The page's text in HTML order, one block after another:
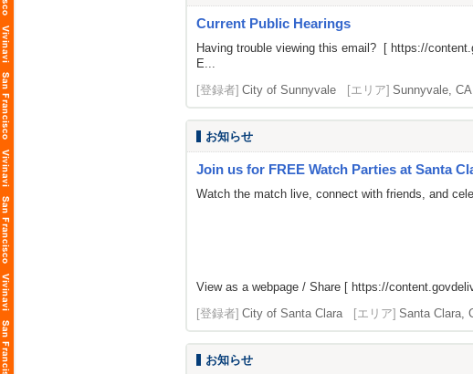
Current Public Hearings
Having trouble viewing this email? [ https://
E...
[登録者] City of Sunnyvale [エリア] Sunnyvale, CA
お知らせ
Join us for FREE Watch Parties at Santa
Watch the match live, connect with friends, and
View as a webpage / Share [ https://
[登録者] City of Santa Clara [エリア] Santa Clara,
お知らせ